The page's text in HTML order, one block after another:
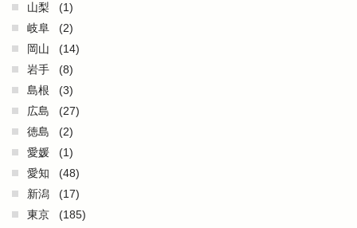
山梨
(1)
岐阜
(2)
岡山
(14)
岩手
(8)
島根
(3)
広島
(27)
徳島
(2)
愛媛
(1)
愛知
(48)
新潟
(17)
東京
(185)